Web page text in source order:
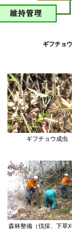
ギフチョ
ギフチョウ成虫
森林整備（伐採、下草